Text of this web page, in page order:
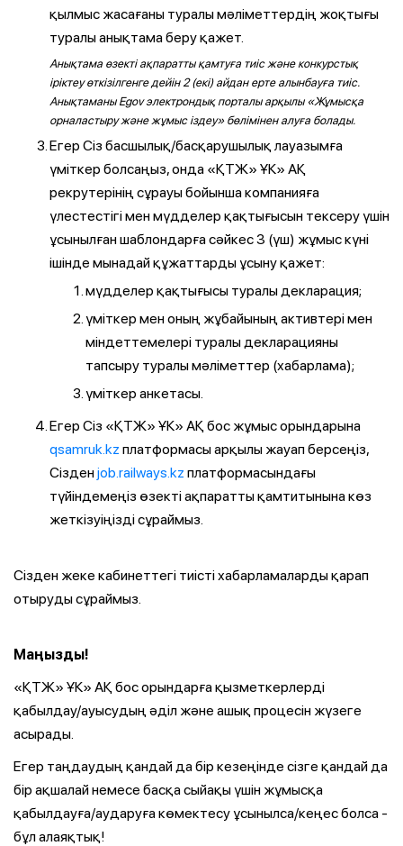
қылмыс жасағаны туралы мәліметтердің жоқтығы
туралы анықтама беру қажет.
Анықтама өзекті ақпаратты қамтуға тиіс және конкурстық
іріктеу өткізілгенге дейін 2 (екі) айдан ерте алынбауға тиіс.
Анықтаманы Egov электрондық порталы арқылы «Жұмысқа
орналастыру және жұмыс іздеу» бөлімінен алуға болады.
Егер Сіз басшылық/басқарушылық лауазымға
үміткер болсаңыз, онда «ҚТЖ» ҰК» АҚ
рекрутерінің сұрауы бойынша компанияға
үлестестігі мен мүдделер қақтығысын тексеру үшін
ұсынылған шаблондарға сәйкес 3 (үш) жұмыс күні
ішінде мынадай құжаттарды ұсыну қажет:
мүдделер қақтығысы туралы декларация;
үміткер мен оның жұбайының активтері мен
міндеттемелері туралы декларацияны
тапсыру туралы мәліметтер (хабарлама);
үміткер анкетасы.
Егер Сіз «ҚТЖ» ҰК» АҚ бос жұмыс орындарына
qsamruk.kz платформасы арқылы жауап берсеңіз,
Сізденjob.railways.kz платформасындағы
түйіндемеңіз өзекті ақпаратты қамтитынына көз
жеткізуіңізді сұраймыз.
Сізден жеке кабинеттегі тиісті хабарламаларды қарап
отыруды сұраймыз.
Маңызды!
«ҚТЖ» ҰК» АҚ бос орындарға қызметкерлерді
қабылдау/ауысудың әділ және ашық процесін жүзеге
асырады.
Егер таңдаудың қандай да бір кезеңінде сізге қандай да
бір ақшалай немесе басқа сыйақы үшін жұмысқа
қабылдауға/аударуға көмектесу ұсынылса/кеңес болса -
бұл алаяқтық!